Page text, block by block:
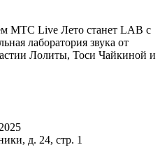
МТС Live Лето станет LAB с
лаборатория звука от
Лолиты, Тоси Чайкиной и
д. 24, стр. 1